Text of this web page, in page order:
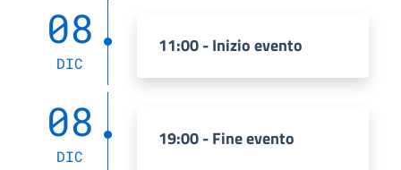
08
DIC
11:00 - Inizio evento
08
DIC
19:00 - Fine evento